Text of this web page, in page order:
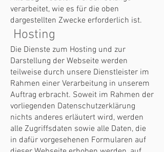
verarbeitet, wie es für die oben
dargestellten Zwecke erforderlich ist.
Hosting
Die Dienste zum Hosting und zur
Darstellung der Webseite werden
teilweise durch unsere Dienstleister im
Rahmen einer Verarbeitung in unserem
Auftrag erbracht. Soweit im Rahmen der
vorliegenden Datenschutzerklärung
nichts anderes erläutert wird, werden
alle Zugriffsdaten sowie alle Daten, die
in dafür vorgesehenen Formularen auf